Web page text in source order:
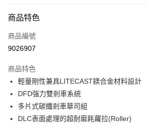
台灣樂天信用卡公司
【大哥付你分期使用說明】
2.付款方式選擇「大哥付你分期」，訂單成立後會
流程，驗證手機門號後，選擇欲分期的期數、繳款
4.訂單成立30分鐘內，如未前往確認交易或遇審核
消。如遇「轉專審核」未通過狀況，表示未達大哥
法說明評估內容。
【繳款方式說明】
1.分期款項不併入電信帳單，「大哥付你分期」於
醒簡訊。
相關說明
【關於「AFTEE先享後付」】
便利好安心！
２．便利：只要手機號碼，簡訊認證，即可結帳。
３．安心：先確認商品／服務後，再付款。
【「AFTEE先享後付」結帳流程】
１．於結帳方式選擇「AFTEE先享後付」後，將跳
貨到付款
運送方式
全家取貨付款
商品特色
商品編號
9026907
商品特色
輕量剛性兼具LITECAST鎂合金材料設計
DFD強力雙剎車系統
多片式碳纖剎車華司組
DLC表面處理的超耐磨耗蘿拉(Roller)